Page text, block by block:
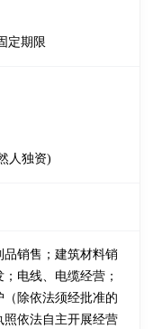
定期限
人独资)
品销售；建筑材料销
电线、电缆经营；
除依法须经批准的
照依法自主开展经营